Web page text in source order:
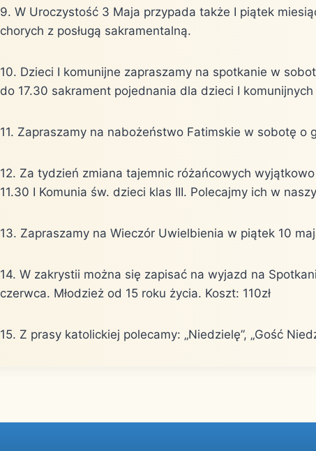
9. W Uroczystość 3 Maja przypada także I piątek
chorych z posługą sakramentalną.
10. Dzieci I komunijne zapraszamy na spotkanie w
do 17.30 sakrament pojednania dla dzieci I
11. Zapraszamy na nabożeństwo Fatimskie w sobotę o
12. Za tydzień zmiana tajemnic różańcowych
11.30 I Komunia św. dzieci klas III. Polecajmy ich w
13. Zapraszamy na Wieczór Uwielbienia w piątek 10
14. W zakrystii można się zapisać na wyjazd na
czerwca. Młodzież od 15 roku życia. Koszt: 110zł
15. Z prasy katolickiej polecamy: „Niedzielę”, „Gość